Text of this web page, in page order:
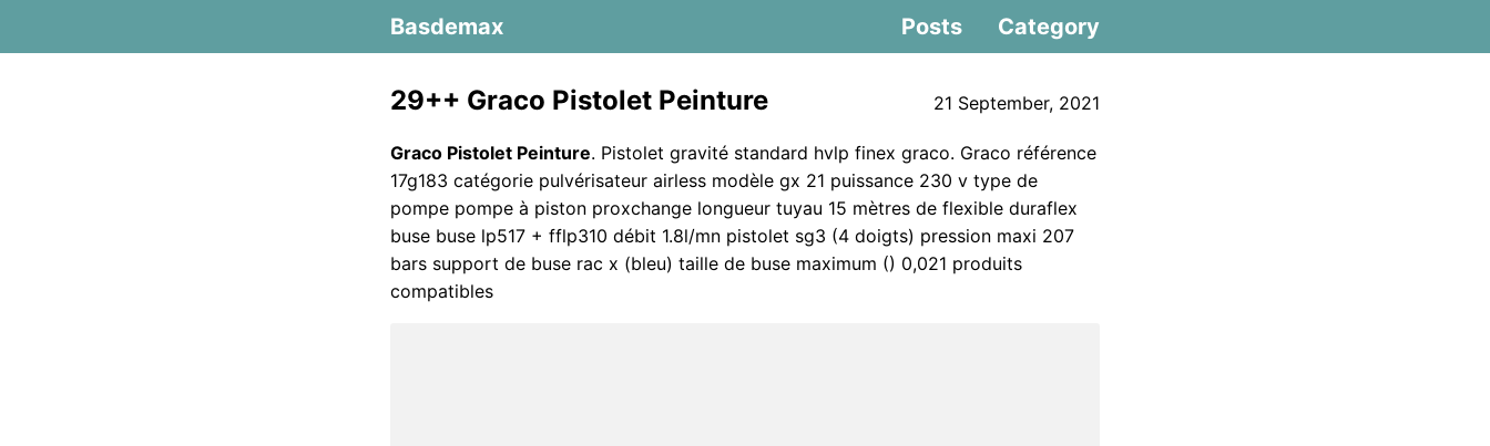
Basdemax Posts Category
29++ Graco Pistolet Peinture 21 September, 2021
Graco Pistolet Peinture. Pistolet gravité standard hvlp finex graco. Graco référence
17g183 catégorie pulvérisateur airless modèle gx 21 puissance 230 v type de
pompe pompe à piston proxchange longueur tuyau 15 mètres de flexible duraflex
buse buse lp517 + fflp310 débit 1.8l/mn pistolet sg3 (4 doigts) pression maxi 207
bars support de buse rac x (bleu) taille de buse maximum () 0,021 produits
compatibles